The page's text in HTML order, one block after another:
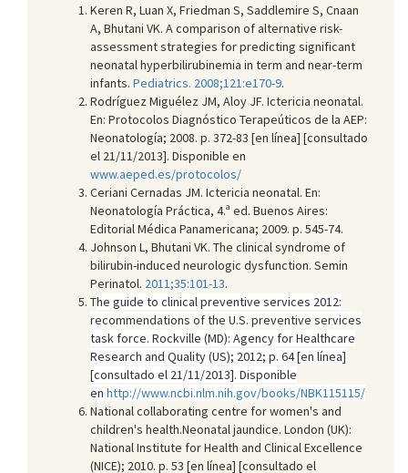
Keren R, Luan X, Friedman S, Saddlemire S, Cnaan
A, Bhutani VK. A comparison of alternative risk-
assessment strategies for predicting significant
neonatal hyperbilirubinemia in term and near-term
infants. Pediatrics. 2008;121:e170-9.
Rodríguez Miguélez JM, Aloy JF. Ictericia neonatal.
En: Protocolos Diagnóstico Terapeúticos de la AEP:
Neonatología; 2008. p. 372-83 [en línea] [consultado
el 21/11/2013]. Disponible en
www.aeped.es/protocolos/
Ceriani Cernadas JM. Ictericia neonatal. En:
Neonatología Práctica, 4.ª ed. Buenos Aires:
Editorial Médica Panamericana; 2009. p. 545-74.
Johnson L, Bhutani VK. The clinical syndrome of
bilirubin-induced neurologic dysfunction. Semin
Perinatol. 2011;35:101-13.
The guide to clinical preventive services 2012:
recommendations of the U.S. preventive services
task force. Rockville (MD): Agency for Healthcare
Research and Quality (US); 2012; p. 64 [en línea]
[consultado el 21/11/2013]. Disponible
en http://www.ncbi.nlm.nih.gov/books/NBK115115/
National collaborating centre for women's and
children's health.Neonatal jaundice. London (UK):
National Institute for Health and Clinical Excellence
(NICE); 2010. p. 53 [en línea] [consultado el